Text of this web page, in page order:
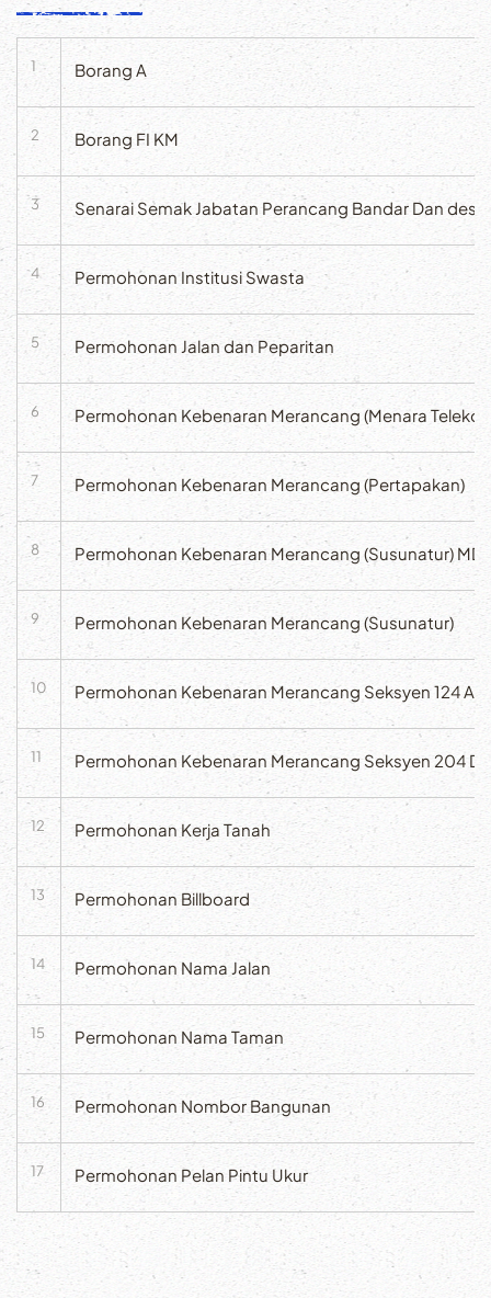
1 Borang A
2 Borang FI KM
3 Senarai Semak Jabatan Perancang Bandar Dan desa
4 Permohonan Institusi Swasta
5 Permohonan Jalan dan Peparitan
6 Permohonan Kebenaran Merancang (Menara
7 Permohonan Kebenaran Merancang (Pertapakan)
8 Permohonan Kebenaran Merancang (Susunatur)
9 Permohonan Kebenaran Merancang (Susunatur)
10 Permohonan Kebenaran Merancang Seksyen 124 A
11 Permohonan Kebenaran Merancang Seksyen 204 D
12 Permohonan Kerja Tanah
13 Permohonan Billboard
14 Permohonan Nama Jalan
15 Permohonan Nama Taman
16 Permohonan Nombor Bangunan
17 Permohonan Pelan Pintu Ukur